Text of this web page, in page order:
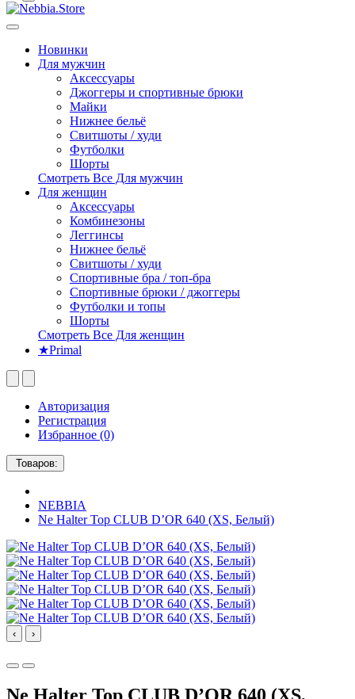
Новинки
Для мужчин
Аксессуары
Джоггеры и спортивные брюки
Майки
Нижнее бельё
Свитшоты / худи
Футболки
Шорты
Смотреть Все Для мужчин
Для женщин
Аксессуары
Комбинезоны
Леггинсы
Нижнее бельё
Свитшоты / худи
Спортивные бра / топ-бра
Спортивные брюки / джоггеры
Футболки и топы
Шорты
Смотреть Все Для женщин
★Primal
Авторизация
Регистрация
Избранное (0)
Товаров:
NEBBIA
Ne Halter Top CLUB D’OR 640 (XS, Белый)
‹ ›